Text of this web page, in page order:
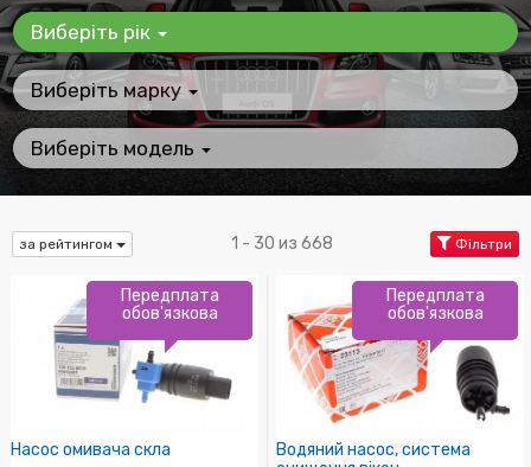
Виберіть рік
Виберіть марку
Виберіть модель
за рейтингом 1 - 30 из 668 Фільтри
Насос омивача скла
Передплата
обов'язкова
Водяний насос, система
Передплата
обов'язкова